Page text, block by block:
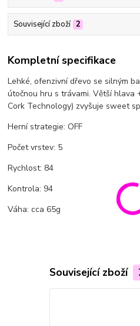
Související zboží 2
Kompletní specifikace
Lehké, ofenzivní dřevo se silným
útočnou hru s trávami. Větší hlava
Cork Technology) zvyšuje sweet
Herní strategie: OFF
Počet vrstev: 5
Rychlost: 84
Kontrola: 94
Váha: cca 65g
Související zboží